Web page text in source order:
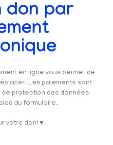
don par
en ligne vous permet de
Les paiements sont
protection des données
du formulaire.
votre don! ♥